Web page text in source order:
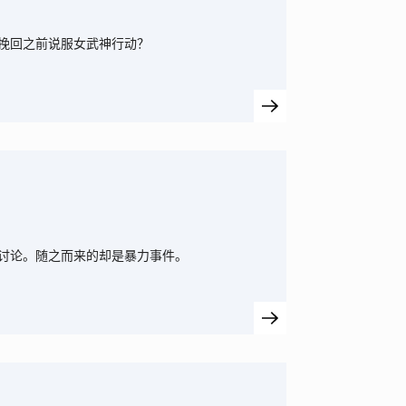
之前说服女武神行动？
。随之而来的却是暴力事件。